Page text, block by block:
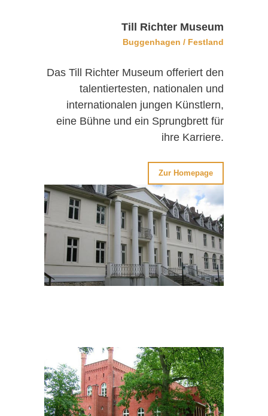
Till Richter Museum
Buggenhagen / Festland
Das Till Richter Museum offeriert den
talentiertesten, nationalen und
internationalen jungen Künstlern,
eine Bühne und ein Sprungbrett für
ihre Karriere.
Zur Homepage